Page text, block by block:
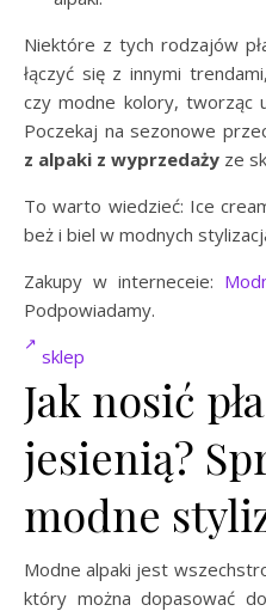
Niektóre z tych rodzajów
łączyć się z innymi
czy modne kolory, tworząc
Poczekaj na sezonowe
z alpaki z wyprzedaży ze
To warto wiedzieć: Ice
beż i biel w modnych
Zakupy w interneceie:
Podpowiadamy.
sklep
Jak nosić
jesienią?
modne
Modne alpaki jest
który można dopasować